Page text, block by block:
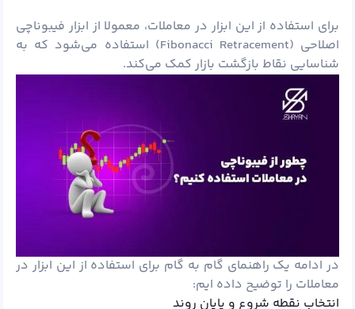
برای استفاده از این ابزار در معاملات، معمولا از ابزار فیبوناچی
اصلاحی (Fibonacci Retracement) استفاده می‌شود که به
شناسایی نقاط بازگشت بازار کمک می‌کند.
در ادامه یک راهنمای گام به گام برای استفاده از این ابزار در
معاملات را توضیح داده ایم:
انتخاب نقطه شروع و پایان روند